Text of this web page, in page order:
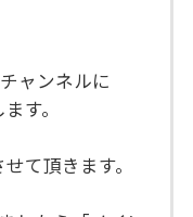
ャンネルに
す。
て頂きます。